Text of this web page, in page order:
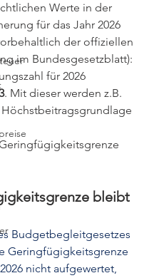
Werte in der
für das Jahr 2026
der offiziellen
im Bundesgesetzblatt):
für 2026
. Mit dieser werden z.B.
bleibt
Budgetbegleitgesetzes
Geringfügigkeitsgrenze
nicht aufgewertet,